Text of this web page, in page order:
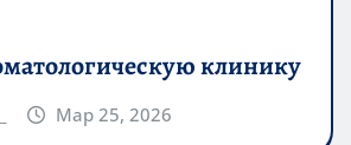
клинику
Мар 25, 2026